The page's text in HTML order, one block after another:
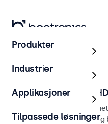
Hjem
Touchskjermer med
HDMI-touchskjermer
applikasjoner og kontinuerlig
Produkter
Industrier
Applikasjoner
Tilpassede løsninger